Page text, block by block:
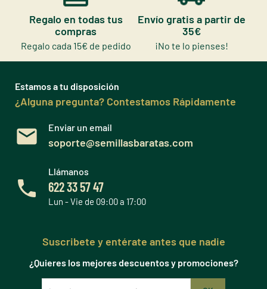
Regalo en todas tus
compras
Regalo cada 15€ de pedido
Envío gratis a partir de
35€
¡No te lo pienses!
Estamos a tu disposición
¿Alguna pregunta? Contestamos Rápidamente
Enviar un email
soporte@semillasbaratas.com
Llámanos
622 33 57 47
Lun - Vie de 09:00 a 17:00
Suscribete y entérate antes que nadie
¿Quieres los mejores descuentos y promociones?